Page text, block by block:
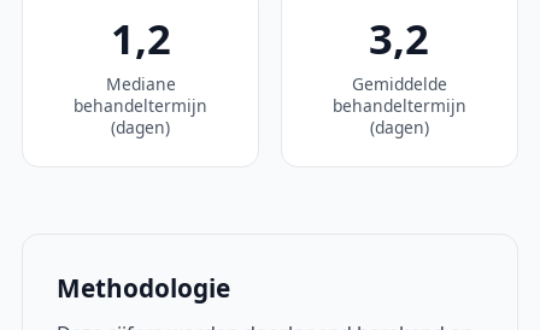
1,2
Mediane
behandeltermijn
(dagen)
3,2
Gemiddelde
behandeltermijn
(dagen)
Methodologie